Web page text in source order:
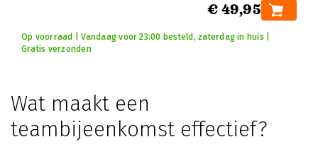
€ 49,95
Op voorraad | Vandaag voor 23:00 besteld, zaterdag in huis |
Gratis verzonden
Wat maakt een
teambijeenkomst effectief?